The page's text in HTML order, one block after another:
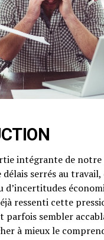
intégrante de notre
serrés au
d’incertitudes
ressenti cette
parfois sembler
à mieux le